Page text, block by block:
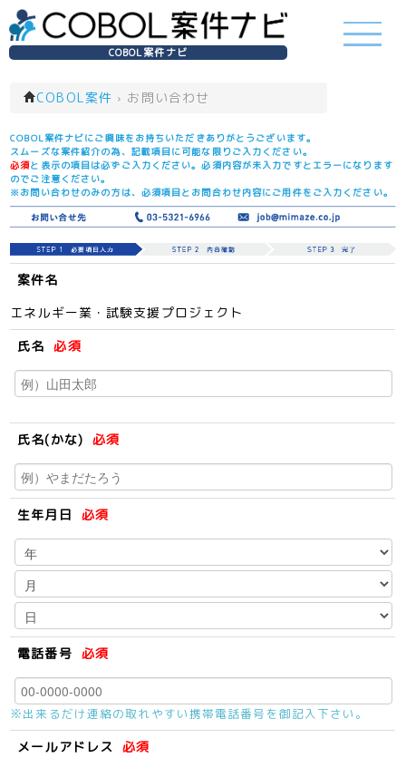
COBOL案件ナビ
COBOL案件 › お問い合わせ
COBOL案件ナビにご興味をお持ちいただきありがとうございます。
スムーズな案件紹介の為、記載項目に可能な限りご入力ください。
必須と表示の項目は必ずご入力ください。必須内容が未入力ですとエラーになります
のでご注意ください。
※お問い合わせのみの方は、必須項目とお問合わせ内容にご用件をご入力ください。
案件名
エネルギー業・試験支援プロジェクト
氏名 必須
氏名(かな) 必須
生年月日 必須
電話番号 必須
※出来るだけ連絡の取れやすい携帯電話番号を御記入下さい。
メールアドレス 必須